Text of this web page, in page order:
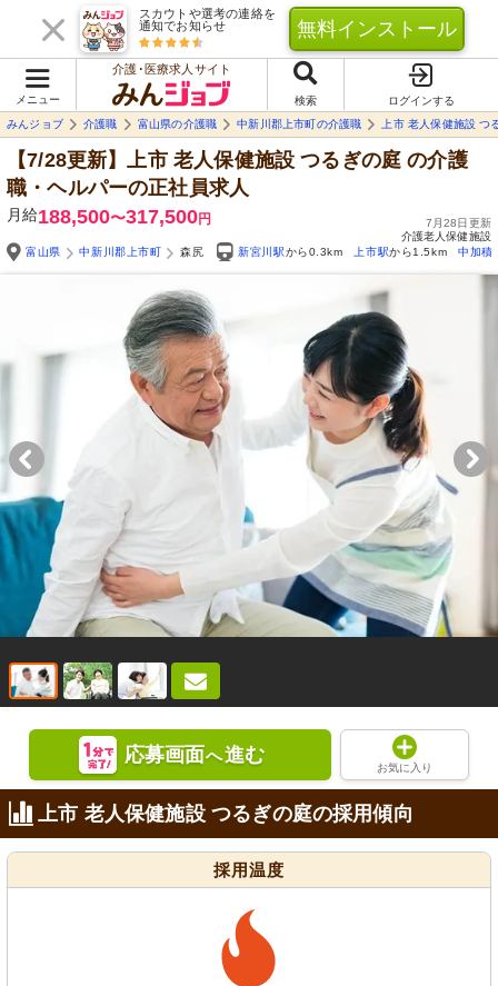
スカウトや選考の連絡を
通知でお知らせ
無料インストール
メニュー
介護･医療求人サイト
検索
ログインする
みんジョブ
介護職 富山県の介護職 中新川郡上市町の介護職 上市 老人保健施設 つ
【7/28更新】上市 老人保健施設 つるぎの庭 の介護
職・ヘルパーの正社員求人
月給188,500〜317,500円
7月28日更新
介護老人保健施設
富山県
中新川郡上市町 森尻 新宮川駅から0.3km 上市駅から1.5km 中加積
応募画面へ進む
お気に入り
上市 老人保健施設 つるぎの庭の採用傾向
採用温度